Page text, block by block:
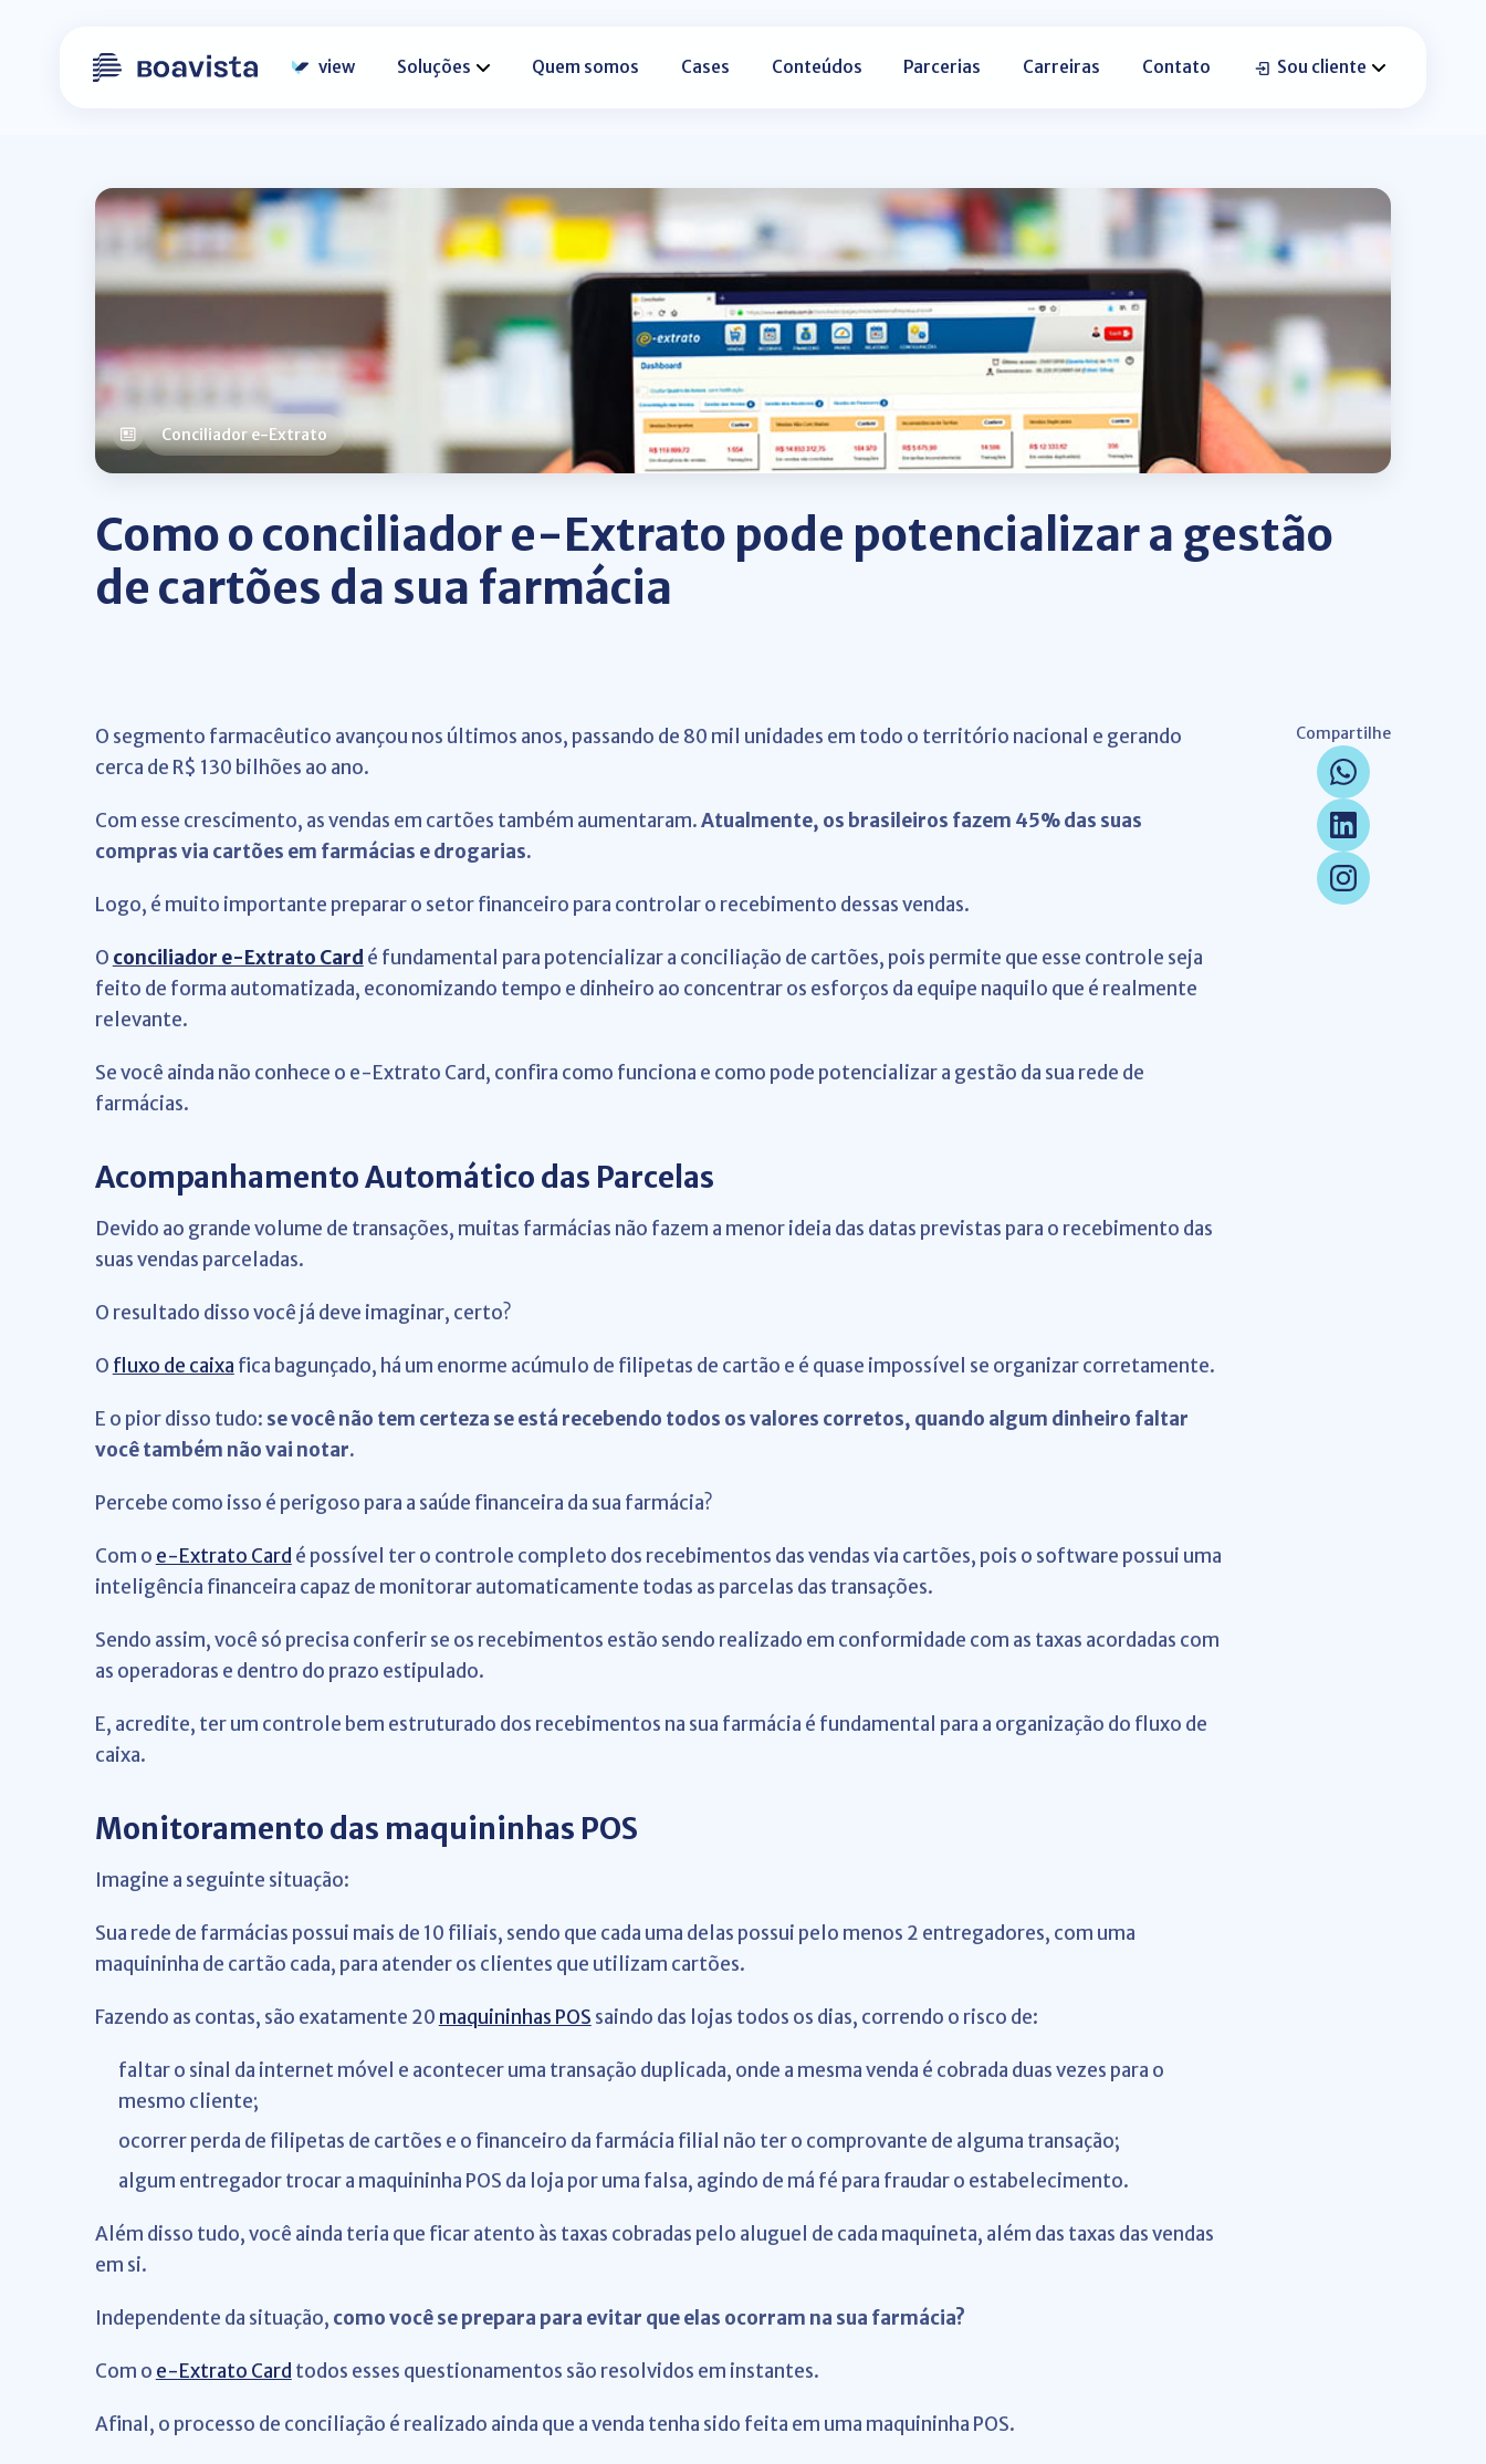
view Soluções Quem somos Cases Conteúdos Parcerias Carreiras Contato Sou cliente
Conciliador e-Extrato
Como o conciliador e-Extrato pode potencializar a gestão
de cartões da sua farmácia
O segmento farmacêutico avançou nos últimos anos, passando de 80 mil unidades em todo o território nacional e gerando
cerca de R$ 130 bilhões ao ano.
Com esse crescimento, as vendas em cartões também aumentaram.Atualmente, os brasileiros fazem 45% das suas
compras via cartões em farmácias e drogarias.
Logo, é muito importante preparar o setor financeiro para controlar o recebimento dessas vendas.
O conciliador e-Extrato Card é fundamental para potencializar a conciliação de cartões, pois permite que esse controle seja
feito de forma automatizada, economizando tempo e dinheiro ao concentrar os esforços da equipe naquilo que é realmente
relevante.
Se você ainda não conhece o e-Extrato Card, confira como funciona e como pode potencializar a gestão da sua rede de
farmácias.
Acompanhamento Automático das Parcelas
Devido ao grande volume de transações, muitas farmácias não fazem a menor ideia das datas previstas para o recebimento das
suas vendas parceladas.
O resultado disso você já deve imaginar, certo?
O fluxo de caixa fica bagunçado, há um enorme acúmulo de filipetas de cartão e é quase impossível se organizar corretamente.
E o pior disso tudo: se você não tem certeza se está recebendo todos os valores corretos, quando algum dinheiro faltar
você também não vai notar.
Percebe como isso é perigoso para a saúde financeira da sua farmácia?
Com o e-Extrato Card é possível ter o controle completo dos recebimentos das vendas via cartões, pois o software possui uma
inteligência financeira capaz de monitorar automaticamente todas as parcelas das transações.
Sendo assim, você só precisa conferir se os recebimentos estão sendo realizado em conformidade com as taxas acordadas com
as operadoras e dentro do prazo estipulado.
E, acredite, ter um controle bem estruturado dos recebimentos na sua farmácia é fundamental para a organização do fluxo de
caixa.
Monitoramento das maquininhas POS
Imagine a seguinte situação:
Sua rede de farmácias possui mais de 10 filiais, sendo que cada uma delas possui pelo menos 2 entregadores, com uma
maquininha de cartão cada, para atender os clientes que utilizam cartões.
Fazendo as contas, são exatamente 20 maquininhas POS saindo das lojas todos os dias, correndo o risco de:
faltar o sinal da internet móvel e acontecer uma transação duplicada, onde a mesma venda é cobrada duas vezes para o
mesmo cliente;
ocorrer perda de filipetas de cartões e o financeiro da farmácia filial não ter o comprovante de alguma transação;
algum entregador trocar a maquininha POS da loja por uma falsa, agindo de má fé para fraudar o estabelecimento.
Além disso tudo, você ainda teria que ficar atento às taxas cobradas pelo aluguel de cada maquineta, além das taxas das vendas
em si.
Independente da situação, como você se prepara para evitar que elas ocorram na sua farmácia?
Com o e-Extrato Card todos esses questionamentos são resolvidos em instantes.
Afinal, o processo de conciliação é realizado ainda que a venda tenha sido feita em uma maquininha POS.
Compartilhe